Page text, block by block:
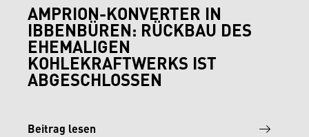
AMPRION-KONVERTER IN
IBBENBÜREN: RÜCKBAU DES
EHEMALIGEN
KOHLEKRAFTWERKS IST
ABGESCHLOSSEN
Beitrag lesen